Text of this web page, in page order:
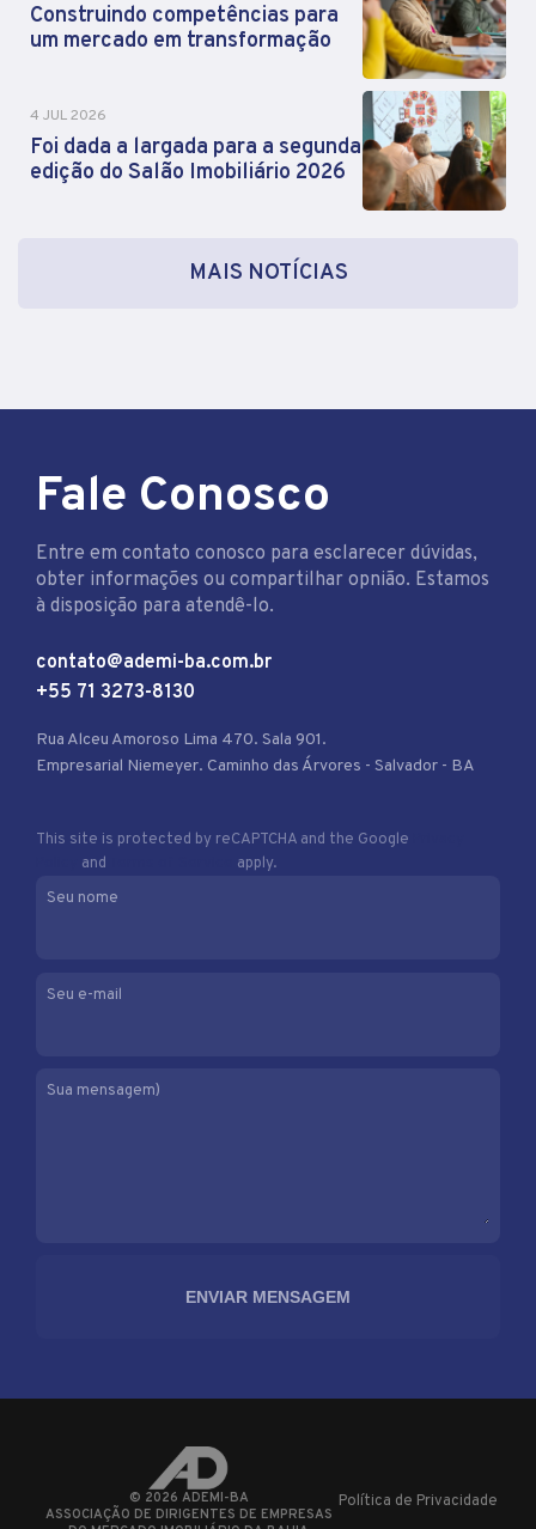
Construindo competências para
um mercado em transformação
4 JUL 2026
Foi dada a largada para a segunda
edição do Salão Imobiliário 2026
MAIS NOTÍCIAS
Fale Conosco
Entre em contato conosco para esclarecer dúvidas,
obter informações ou compartilhar opnião. Estamos
à disposição para atendê-lo.
contato@ademi-ba.com.br
+55 71 3273-8130
Rua Alceu Amoroso Lima 470. Sala 901.
Empresarial Niemeyer. Caminho das Árvores - Salvador - BA
This site is protected by reCAPTCHA and the Google
and
apply.
Seu nome
Seu e-mail
Sua mensagem)
© 2026 ADEMI-BA
ASSOCIAÇÃO DE DIRIGENTES DE EMPRESAS
Política de Privacidade